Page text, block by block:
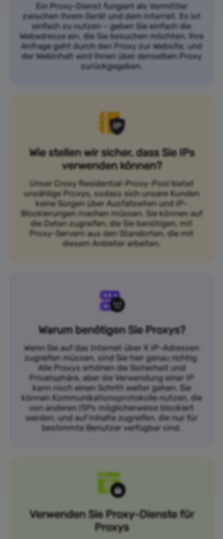
Ein Proxy-Dienst fungiert als Vermittler
zwischen Ihrem Gerät und dem Internet. Es ist
einfach zu nutzen – geben Sie einfach die
Webadresse ein, die Sie besuchen möchten. Ihre
Anfrage geht durch den Proxy zur Website, und
der Webinhalt wird Ihnen über denselben Proxy
zurückgegeben.
Wie stellen wir sicher, dass Sie IPs
verwenden können?
Unser Croxy Residential-Proxy-Pool bietet
unzählige Proxys, sodass sich unsere Kunden
keine Sorgen über Ausfallzeiten und IP-
Blockierungen machen müssen. Sie können auf
die Daten zugreifen, die Sie benötigen, mit
Proxy-Servern aus den Standorten, die mit
diesem Anbieter arbeiten.
Warum benötigen Sie Proxys?
Wenn Sie auf das Internet über X IP-Adressen
zugreifen müssen, sind Sie hier genau richtig.
Alle Proxys erhöhen die Sicherheit und
Privatsphäre, aber die Verwendung einer IP
kann noch einen Schritt weiter gehen. Sie
können Kommunikationsprotokolle nutzen, die
von anderen ISPs möglicherweise blockiert
werden, und auf Inhalte zugreifen, die nur für
bestimmte Benutzer verfügbar sind.
Verwenden Sie Proxy-Dienste für
Proxys